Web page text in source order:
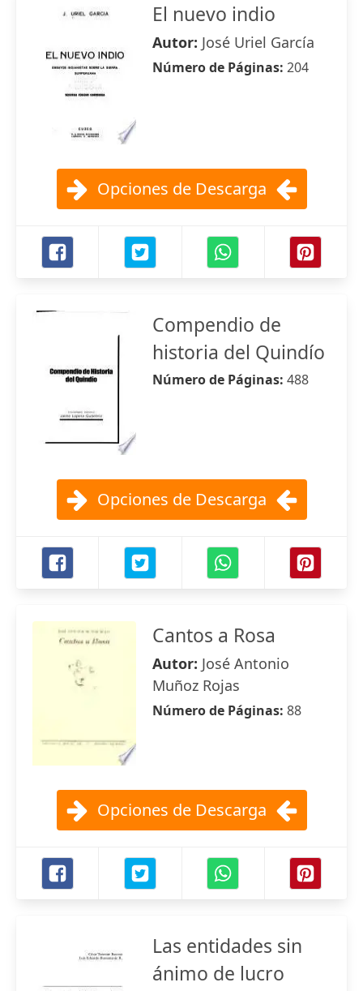
El nuevo indio
Autor: José Uriel García
Número de Páginas: 204
Opciones de Descarga
Compendio de
historia del Quindío
Número de Páginas: 488
Opciones de Descarga
Cantos a Rosa
Autor: José Antonio
Muñoz Rojas
Número de Páginas: 88
Opciones de Descarga
Las entidades sin
ánimo de lucro